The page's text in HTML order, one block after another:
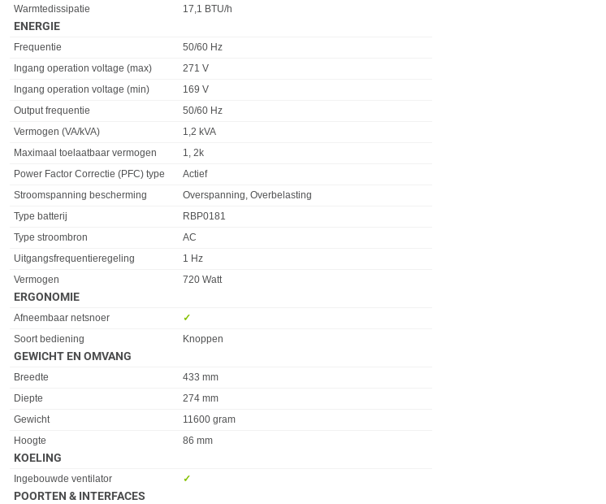
Eigenschap Waarde
Warmtedissipatie 17,1 BTU/h
ENERGIE
Eigenschap
Frequentie
50/60 Hz
Ingang operation voltage (max)
271 V
Ingang operation voltage (min)
169 V
Output frequentie
50/60 Hz
Vermogen (VA/kVA)
1,2 kVA
Maximaal toelaatbaar vermogen
1, 2k
Power Factor Correctie (PFC) type
Actief
Stroomspanning bescherming
Overspanning, Overbelasting
Type batterij
RBP0181
Type stroombron
AC
Uitgangsfrequentieregeling
1 Hz
Vermogen
720 Watt
ERGONOMIE
Eigenschap Waarde
Afneembaar netsnoer
✓︎
Soort bediening
Knoppen
GEWICHT EN OMVANG
Eigenschap
Breedte
433 mm
Diepte
274 mm
Gewicht
11600 gram
Hoogte
86 mm
KOELING
Eigenschap Waarde
Ingebouwde ventilator ✓︎
POORTEN & INTERFACES